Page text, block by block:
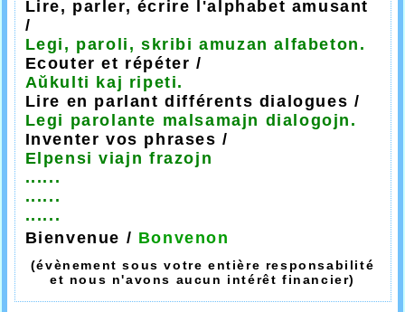
Lire, parler, écrire l'alphabet amusant
/
Legi, paroli, skribi amuzan alfabeton.
Ecouter et répéter /
Aŭkulti kaj ripeti.
Lire en parlant différents dialogues /
Legi parolante malsamajn dialogojn.
Inventer vos phrases /
Elpensi viajn frazojn
......
......
......
Bienvenue / Bonvenon
(évènement sous votre entière responsabilité
et nous n'avons aucun intérêt financier)